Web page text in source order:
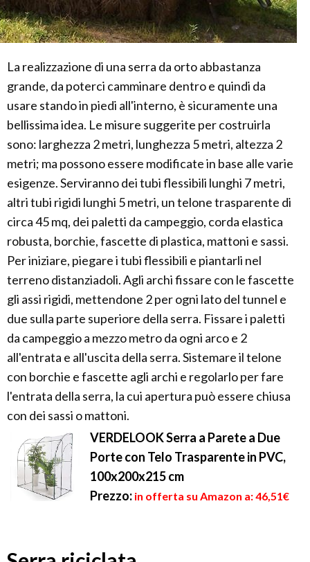
La realizzazione di una serra da orto abbastanza
grande, da poterci camminare dentro e quindi da
usare stando in piedi all'interno, è sicuramente una
bellissima idea. Le misure suggerite per costruirla
sono: larghezza 2 metri, lunghezza 5 metri, altezza 2
metri; ma possono essere modificate in base alle varie
esigenze. Serviranno dei tubi flessibili lunghi 7 metri,
altri tubi rigidi lunghi 5 metri, un telone trasparente di
circa 45 mq, dei paletti da campeggio, corda elastica
robusta, borchie, fascette di plastica, mattoni e sassi.
Per iniziare, piegare i tubi flessibili e piantarli nel
terreno distanziadoli. Agli archi fissare con le fascette
gli assi rigidi, mettendone 2 per ogni lato del tunnel e
due sulla parte superiore della serra. Fissare i paletti
da campeggio a mezzo metro da ogni arco e 2
all'entrata e all'uscita della serra. Sistemare il telone
con borchie e fascette agli archi e regolarlo per fare
l'entrata della serra, la cui apertura può essere chiusa
con dei sassi o mattoni.
VERDELOOK Serra a Parete a Due
Porte con Telo Trasparente in PVC,
100x200x215 cm
Prezzo: in offerta su Amazon a: 46,51€